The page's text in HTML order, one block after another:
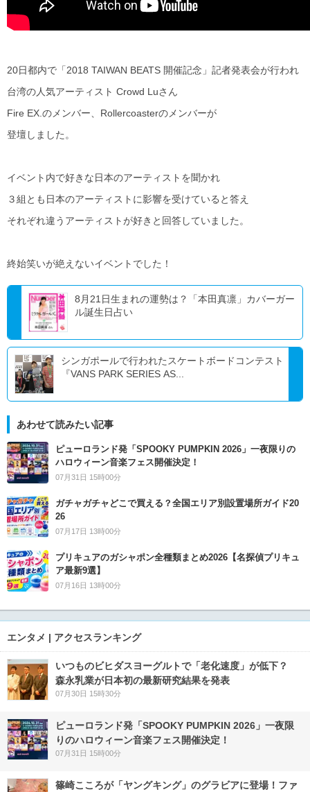
20日都内で「2018 TAIWAN BEATS 開催記念」記者発表会が行われ
台湾の人気アーティスト Crowd Luさん
Fire EX.のメンバー、Rollercoasterのメンバーが
登壇しました。
イベント内で好きな日本のアーティストを聞かれ
３組とも日本のアーティストに影響を受けていると答え
それぞれ違うアーティストが好きと回答していました。
終始笑いが絶えないイベントでした！
8月21日生まれの運勢は？「本田真凛」カバーガー
ル誕生日占い
シンガポールで行われたスケートボードコンテスト
『VANS PARK SERIES AS...
あわせて読みたい記事
ピューロランド発「SPOOKY PUMPKIN 2026」一夜限りの
ハロウィーン音楽フェス開催決定！
07月31日 15時00分
ガチャガチャどこで買える？全国エリア別設置場所ガイド20
26
07月17日 13時00分
プリキュアのガシャポン全種類まとめ2026【名探偵プリキュ
ア最新9選】
07月16日 13時00分
エンタメ | アクセスランキング
いつものビヒダスヨーグルトで「老化速度」が低下？
森永乳業が日本初の最新研究結果を発表
07月30日 15時30分
ピューロランド発「SPOOKY PUMPKIN 2026」一夜限
りのハロウィーン音楽フェス開催決定！
07月31日 15時00分
篠崎こころが「ヤングキング」のグラビアに登場！ファ